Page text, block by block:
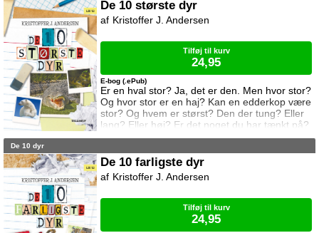
De 10 største dyr
Er en hval stor? Ja, det er den. Men hvor stor?
Og hvor stor er en haj? Kan en edderkop være
stor? Og hvem er størst? Den der tung? Eller
lang? Eller høj? Er det noget du har tænkt på?
Eller spurgt dine forældre om? Eller din ven?
De 10 farligste dyr i verden.
E-bog (.ePub)
Kristoffer J. Andersen
Tilføj til kurv
24,95
De 10 dyr
De 10 farligste dyr
Kristoffer J. Andersen
Tilføj til kurv
24,95